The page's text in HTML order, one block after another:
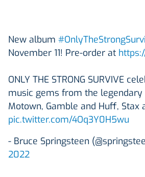
New album
November 11! Pre-order at
ONLY THE STRONG SURVIVE
music gems from the
Motown, Gamble and Huff, Stax
pic.twitter.com/4Oq3Y0H5wu
- Bruce Springsteen
2022